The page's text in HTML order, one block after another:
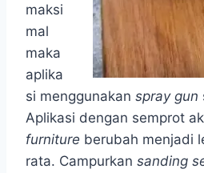
maksi
mal
maka
aplika
si menggunakan spray gun
Aplikasi dengan semprot
furniture berubah menjadi
rata. Campurkan sanding